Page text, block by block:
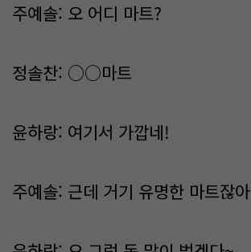
주예솔: 오 어디 마트?
정솔찬: ○○마트
윤하랑: 여기서 가깝네!
주예솔: 근데 거기 유명한 마트잖아